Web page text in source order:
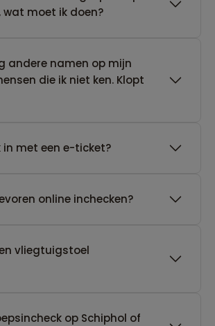
moet ik doen?
andere namen op mijn
die ik niet ken. Klopt
in met een e-ticket?
online inchecken?
vliegtuigstoel
op Schiphol of